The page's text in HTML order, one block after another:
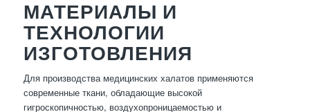
МАТЕРИАЛЫ И
ТЕХНОЛОГИИ
ИЗГОТОВЛЕНИЯ
Для производства медицинских халатов применяются
современные ткани, обладающие высокой
гигроскопичностью, воздухопроницаемостью и